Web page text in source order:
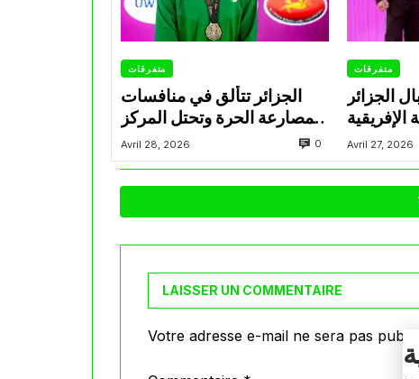
متفرقات
الجزائر تتألق في منافسات
المصارعة الحرة وتحتل المركز
الثاني في البطولة الإفريقية
U17
Avril 28, 2026 0
متفرقات
الجزائر
للمصارعة تحت 17 سنة
Avril 27, 2026
LAISSER UN COMMENTAIRE
Votre adresse e-mail ne sera pas